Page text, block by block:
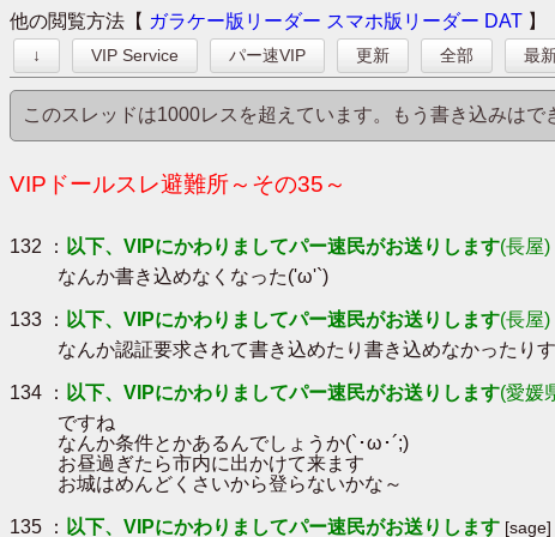
他の閲覧方法【 ガラケー版リーダー スマホ版リーダー DAT 】
↓ VIP Service パー速VIP 更新 全部 最
このスレッドは1000レスを超えています。もう書き込みは
VIPドールスレ避難所～その35～
132 ： 以下、VIPにかわりましてパー速民がお送りします(長屋)
なんか書き込めなくなった('ω'`)
133 ： 以下、VIPにかわりましてパー速民がお送りします(長屋)
なんか認証要求されて書き込めたり書き込めなかったり
134 ： 以下、VIPにかわりましてパー速民がお送りします(愛媛
ですね
なんか条件とかあるんでしょうか(`･ω･´;)
お昼過ぎたら市内に出かけて来ます
お城はめんどくさいから登らないかな～
135 ： 以下、VIPにかわりましてパー速民がお送りします